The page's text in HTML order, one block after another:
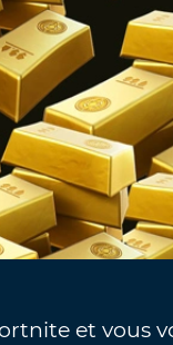
et vous